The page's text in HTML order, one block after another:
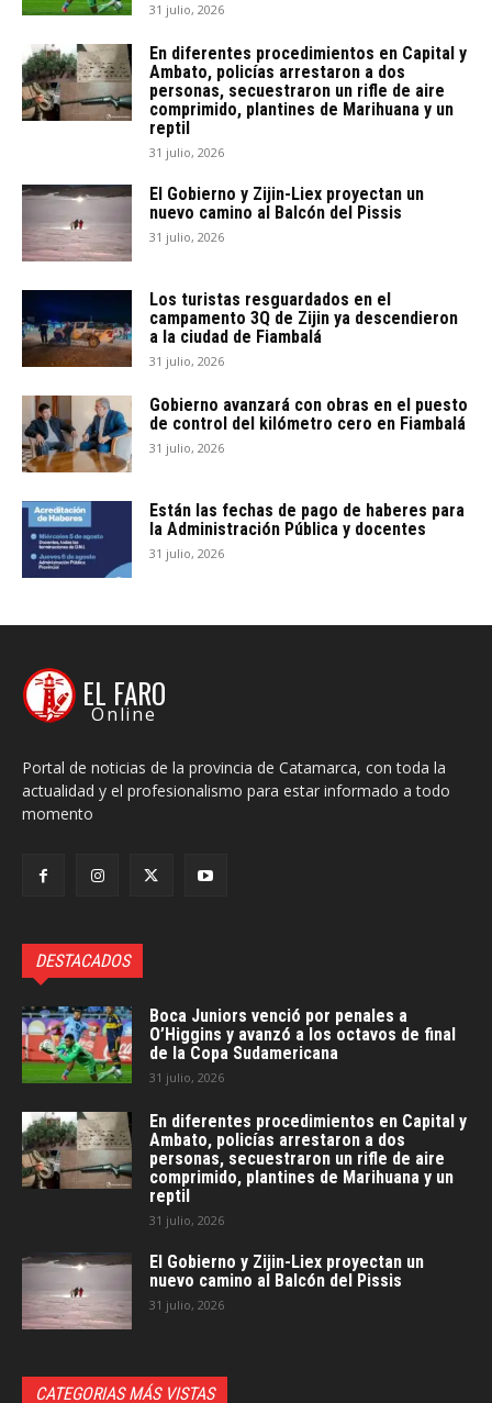
31 julio, 2026
En diferentes procedimientos en Capital y
Ambato, policías arrestaron a dos
personas, secuestraron un rifle de aire
comprimido, plantines de Marihuana y un
reptil
31 julio, 2026
El Gobierno y Zijin-Liex proyectan un
nuevo camino al Balcón del Pissis
31 julio, 2026
Los turistas resguardados en el
campamento 3Q de Zijin ya descendieron
a la ciudad de Fiambalá
31 julio, 2026
Gobierno avanzará con obras en el puesto
de control del kilómetro cero en Fiambalá
31 julio, 2026
Están las fechas de pago de haberes para
la Administración Pública y docentes
31 julio, 2026
EL FARO
Online
Portal de noticias de la provincia de Catamarca, con toda la
actualidad y el profesionalismo para estar informado a todo
momento
DESTACADOS
Boca Juniors venció por penales a
O’Higgins y avanzó a los octavos de final
de la Copa Sudamericana
31 julio, 2026
En diferentes procedimientos en Capital y
Ambato, policías arrestaron a dos
personas, secuestraron un rifle de aire
comprimido, plantines de Marihuana y un
reptil
31 julio, 2026
El Gobierno y Zijin-Liex proyectan un
nuevo camino al Balcón del Pissis
31 julio, 2026
CATEGORIAS MÁS VISTAS